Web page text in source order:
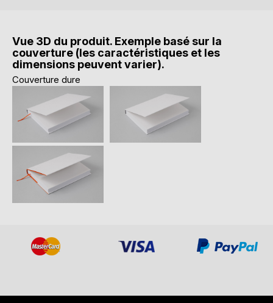
Vue 3D du produit. Exemple basé sur la
couverture (les caractéristiques et les
dimensions peuvent varier).
Couverture dure